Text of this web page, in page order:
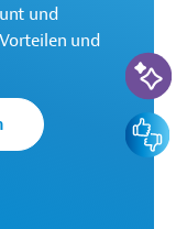
und
und
KI-